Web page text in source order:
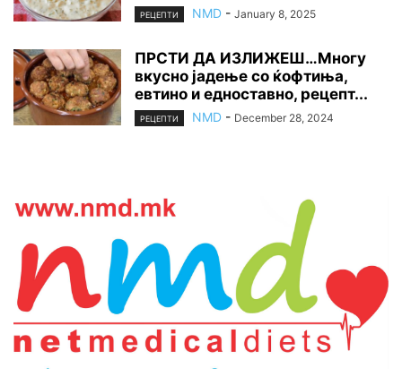
РЕЦЕПТИ NMD - January 8, 2025
ПРСТИ ДА ИЗЛИЖЕШ…Многу
вкусно јадење со ќофтиња,
евтино и едноставно, рецепт...
РЕЦЕПТИ NMD - December 28, 2024